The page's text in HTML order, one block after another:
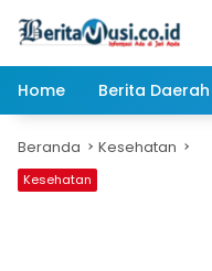
Home
Berita Daerah
Beranda Kesehatan
Kesehatan